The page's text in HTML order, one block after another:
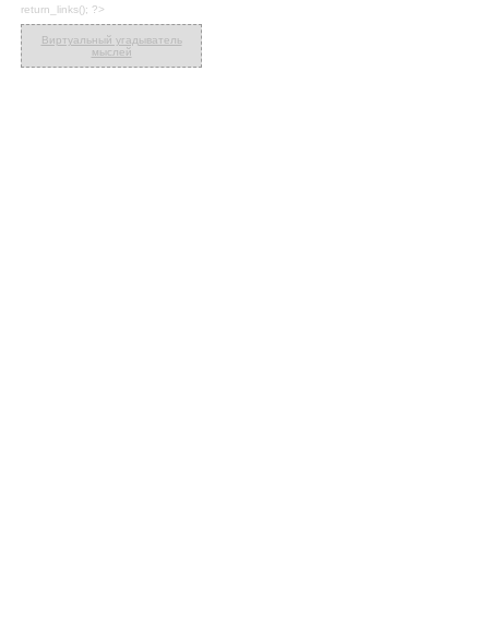
return_links(); ?>
Виртуальный угадыватель
мыслей